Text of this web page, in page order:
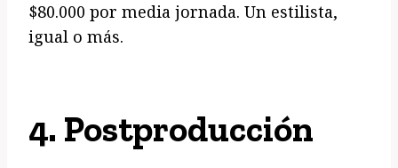
$80.000 por media jornada. Un estilista,
igual o más.
4. Postproducción